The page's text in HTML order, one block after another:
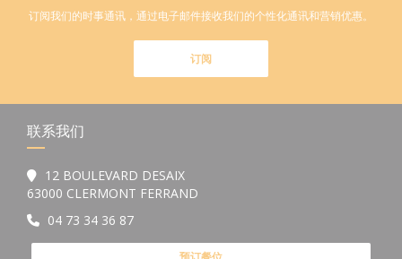
订阅我们的时事通讯，通过电子邮件接收我们的个性化通讯和营销优惠。
订阅
联系我们
12 BOULEVARD DESAIX
63000 CLERMONT FERRAND
04 73 34 36 87